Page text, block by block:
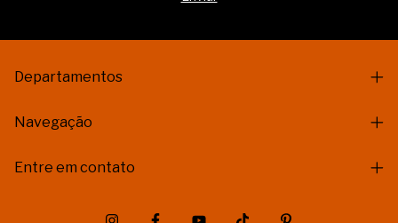
Departamentos
Navegação
Entre em contato